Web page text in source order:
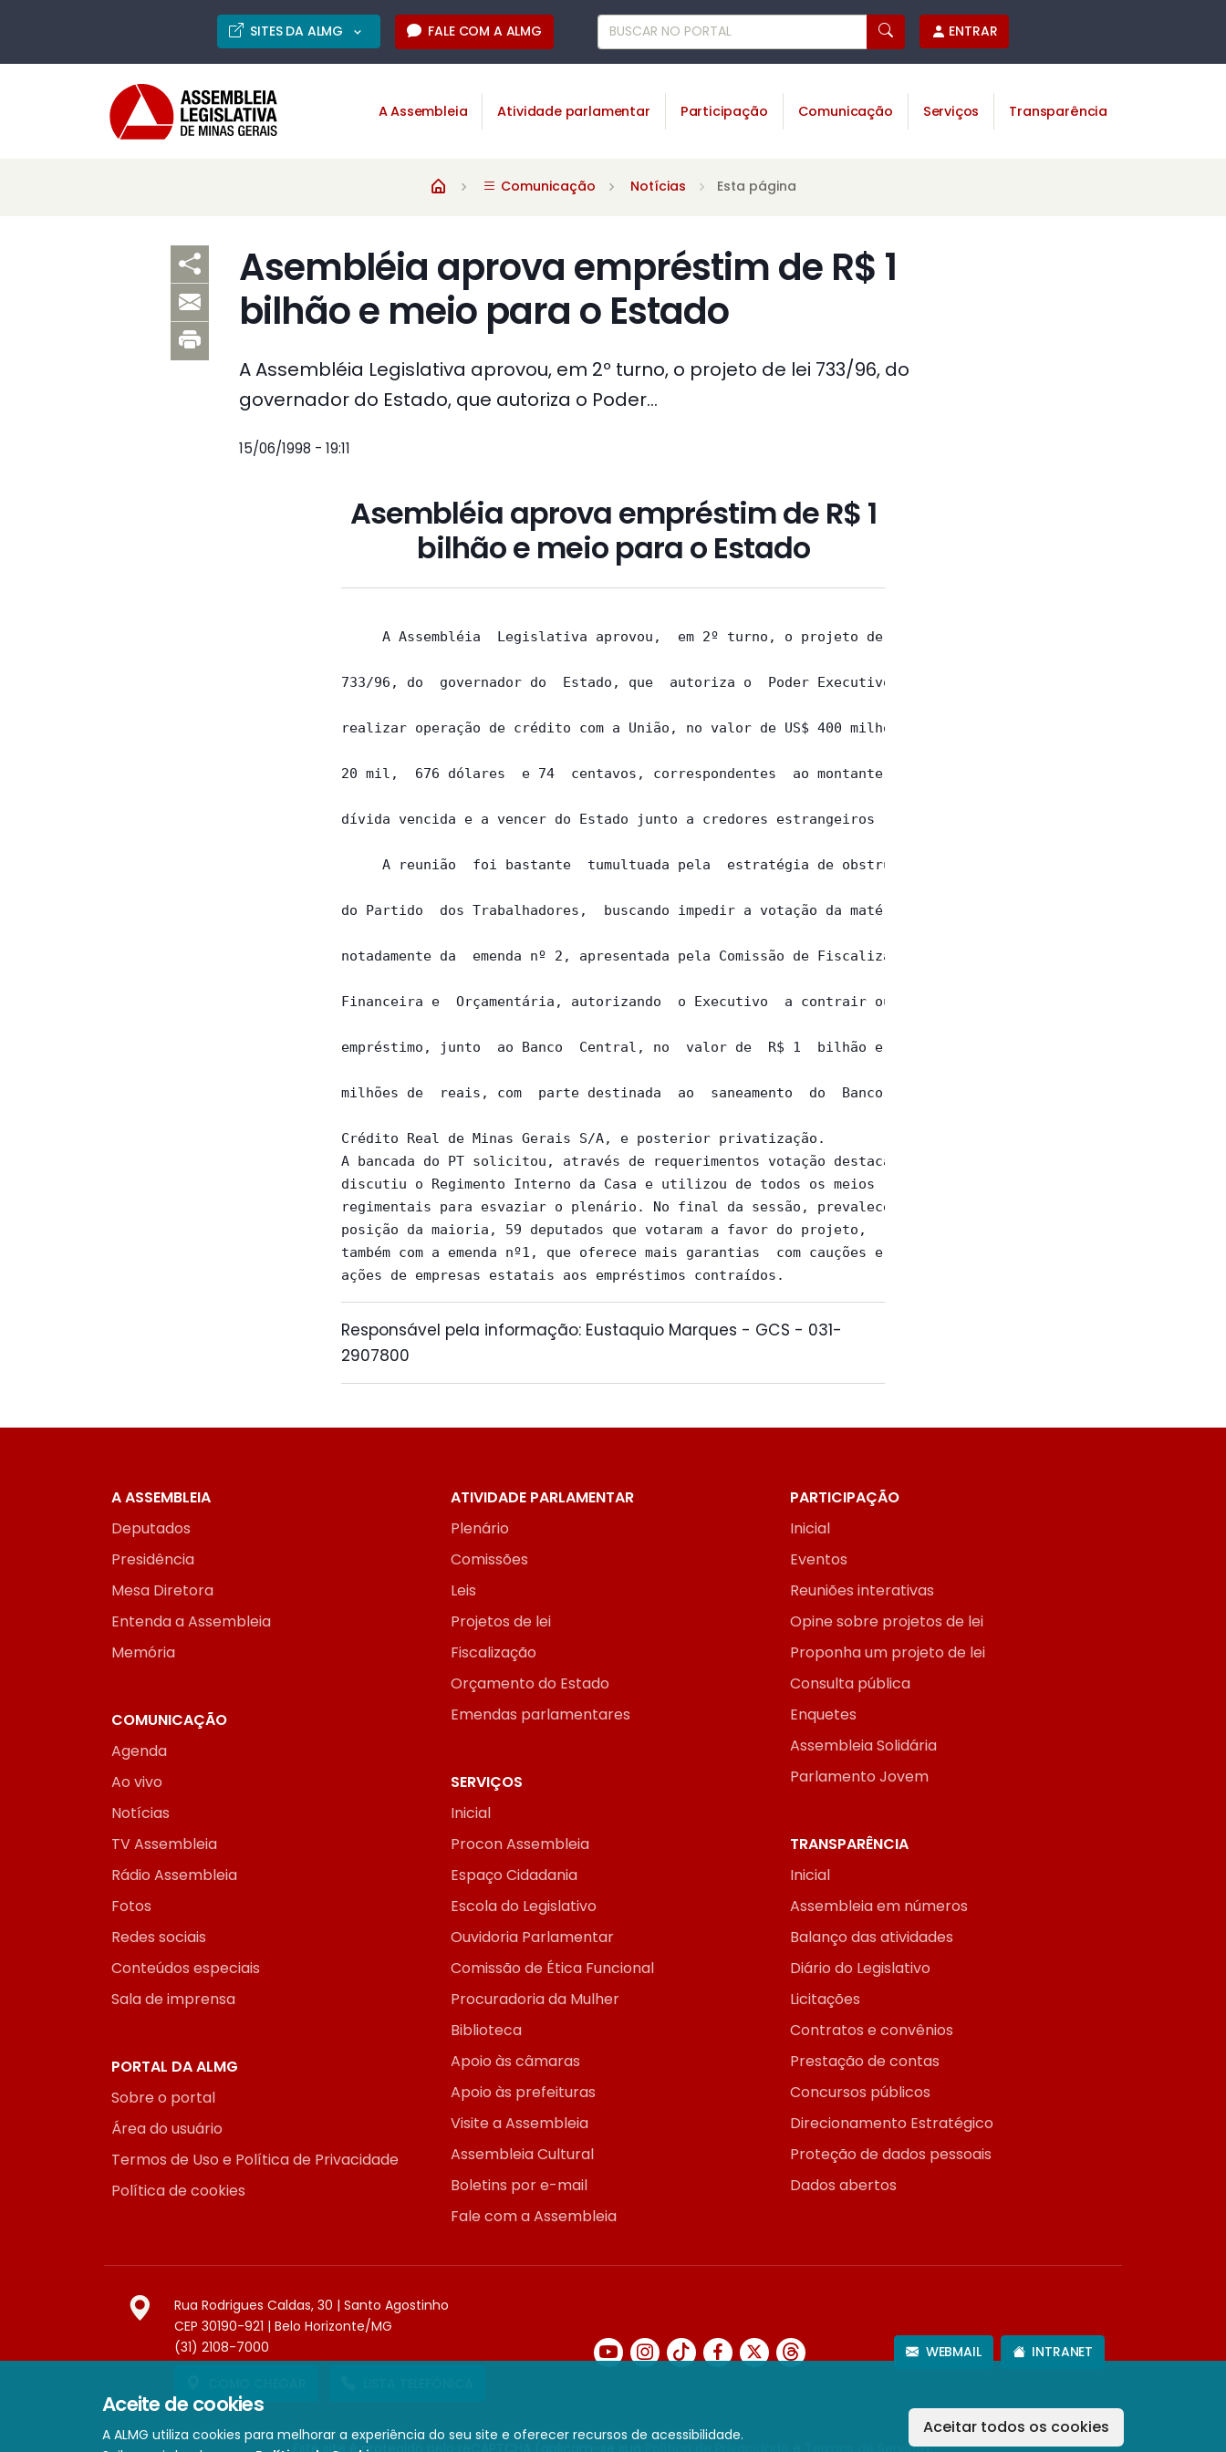
Aceite de cookies
A ALMG utiliza cookies para melhorar a experiência do seu site e oferecer recursos de acessibilidade.
Aceitar todos os cookies
SITES DA ALMG FALE COM A ALMG ENTRAR
A Assembleia Atividade parlamentar Participação Comunicação Serviços Transparência
Comunicação Notícias Esta página
Asembléia aprova empréstim de R$ 1
bilhão e meio para o Estado
A Assembléia Legislativa aprovou, em 2º turno, o projeto de lei 733/96, do
governador do Estado, que autoriza o Poder...
15/06/1998 - 19:11
Asembléia aprova empréstim de R$ 1
bilhão e meio para o Estado
     A Assembléia  Legislativa aprovou,  em 2º turno, o projeto de lei
733/96, do  governador do  Estado, que  autoriza o  Poder Executivo  a
realizar operação de crédito com a União, no valor de US$ 400 milhões,
20 mil,  676 dólares  e 74  centavos, correspondentes  ao montante  da
dívida vencida e a vencer do Estado junto a credores estrangeiros
     A reunião  foi bastante  tumultuada pela  estratégia de obstrução
do Partido  dos Trabalhadores,  buscando impedir a votação da matéria,
notadamente da  emenda nº 2, apresentada pela Comissão de Fiscalização
Financeira e  Orçamentária, autorizando  o Executivo  a contrair outro
empréstimo, junto  ao Banco  Central, no  valor de  R$ 1  bilhão e 500
milhões de  reais, com  parte destinada  ao  saneamento  do  Banco  de
Crédito Real de Minas Gerais S/A, e posterior privatização.
A bancada do PT solicitou, através de requerimentos votação destacada,
discutiu o Regimento Interno da Casa e utilizou de todos os meios
regimentais para esvaziar o plenário. No final da sessão, prevaleceu a
posição da maioria, 59 deputados que votaram a favor do projeto,
também com a emenda nº1, que oferece mais garantias  com cauções e
Responsável pela informação: Eustaquio Marques - GCS - 031-
2907800
A ASSEMBLEIA
Deputados
Presidência
Mesa Diretora
Entenda a Assembleia
Memória
ATIVIDADE PARLAMENTAR
Plenário
Comissões
Leis
Projetos de lei
Fiscalização
Orçamento do Estado
Emendas parlamentares
PARTICIPAÇÃO
Inicial
Eventos
Reuniões interativas
Opine sobre projetos de lei
Proponha um projeto de lei
Consulta pública
Enquetes
Assembleia Solidária
Parlamento Jovem
COMUNICAÇÃO
Agenda
Ao vivo
Notícias
TV Assembleia
Rádio Assembleia
Fotos
Redes sociais
Conteúdos especiais
Sala de imprensa
SERVIÇOS
Inicial
Procon Assembleia
Espaço Cidadania
Escola do Legislativo
Ouvidoria Parlamentar
Comissão de Ética Funcional
Procuradoria da Mulher
Biblioteca
Apoio às câmaras
Apoio às prefeituras
Visite a Assembleia
Assembleia Cultural
Boletins por e-mail
Fale com a Assembleia
TRANSPARÊNCIA
Inicial
Assembleia em números
Balanço das atividades
Diário do Legislativo
Licitações
Contratos e convênios
Prestação de contas
Concursos públicos
Direcionamento Estratégico
Proteção de dados pessoais
Dados abertos
PORTAL DA ALMG
Sobre o portal
Área do usuário
Termos de Uso e Política de Privacidade
Política de cookies
Rua Rodrigues Caldas, 30 | Santo Agostinho
CEP 30190-921 | Belo Horizonte/MG
(31) 2108-7000
WEBMAIL INTRANET